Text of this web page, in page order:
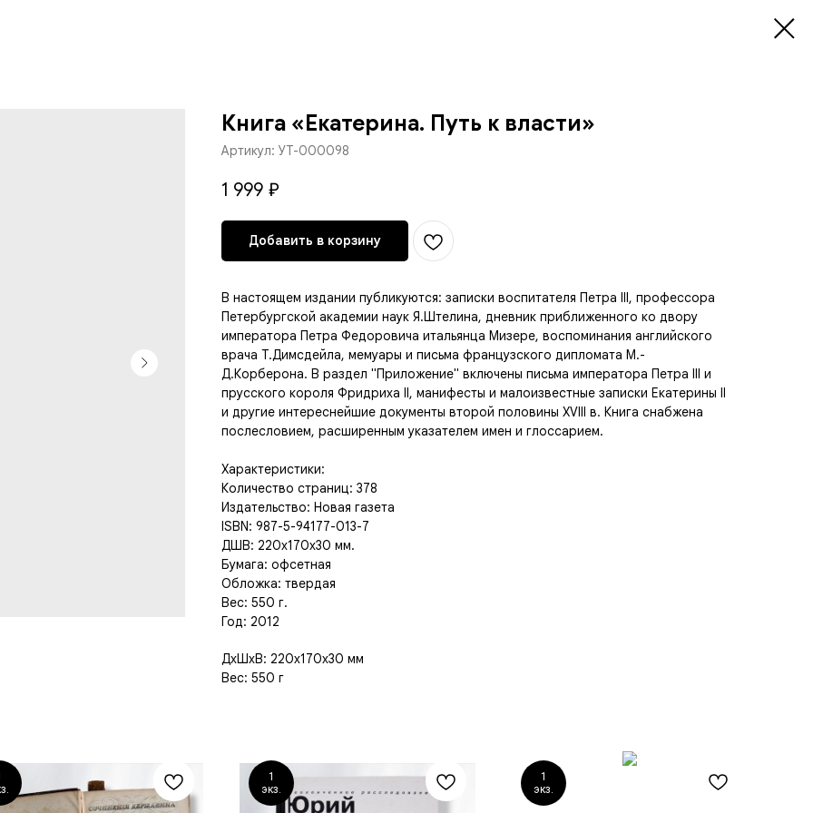
Книга «Екатерина. Путь к власти»
Артикул: УТ-000098
1 999 ₽
Добавить в корзину
В настоящем издании публикуются: записки воспитателя Петра III, профессора
Петербургской академии наук Я.Штелина, дневник приближенного ко двору
императора Петра Федоровича итальянца Мизере, воспоминания английского
врача Т.Димсдейла, мемуары и письма французского дипломата М.-
Д.Корберона. В раздел "Приложение" включены письма императора Петра III и
прусского короля Фридриха II, манифесты и малоизвестные записки Екатерины II
и другие интереснейшие документы второй половины XVIII в. Книга снабжена
послесловием, расширенным указателем имен и глоссарием.
Характеристики:
Количество страниц: 378
Издательство: Новая газета
ISBN: 987-5-94177-013-7
ДШВ: 220x170x30 мм.
Бумага: офсетная
Обложка: твердая
Вес: 550 г.
Год: 2012
ДxШxВ: 220x170x30 мм
Вес: 550 г
1
экз.
1
экз.